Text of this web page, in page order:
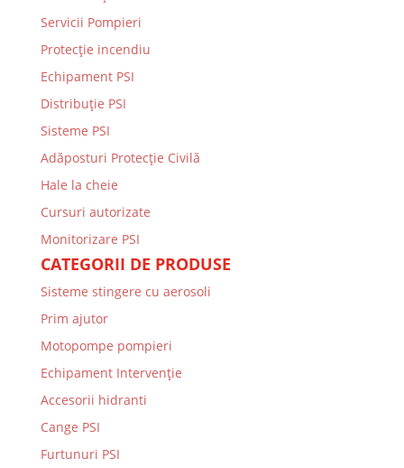
Servicii Pompieri
Protecţie incendiu
Echipament PSI
Distribuţie PSI
Sisteme PSI
Adăposturi Protecție Civilă
Hale la cheie
Cursuri autorizate
Monitorizare PSI
CATEGORII DE PRODUSE
Sisteme stingere cu aerosoli
Prim ajutor
Motopompe pompieri
Echipament Intervenție
Accesorii hidranti
Cange PSI
Furtunuri PSI